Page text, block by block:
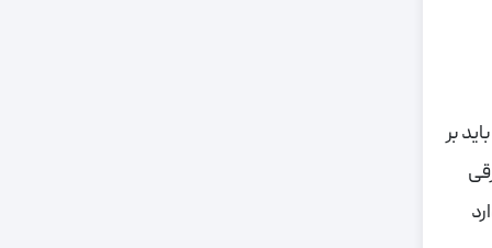
۱ لیتر هستند. شما باید بر